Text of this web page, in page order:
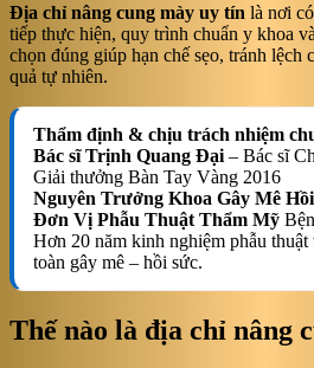
Địa chỉ nâng cung mày uy tín là nơi
tiếp thực hiện, quy trình chuẩn y khoa
chọn đúng giúp hạn chế sẹo, tránh lệch
quả tự nhiên.
Thẩm định & chịu trách nhiệm
Bác sĩ Trịnh Quang Đại – Bác sĩ
Giải thưởng Bàn Tay Vàng 2016
Nguyên Trưởng Khoa Gây Mê
Đơn Vị Phẫu Thuật Thẩm Mỹ
Hơn 20 năm kinh nghiệm phẫu
toàn gây mê – hồi sức.
Thế nào là địa chỉ nâng